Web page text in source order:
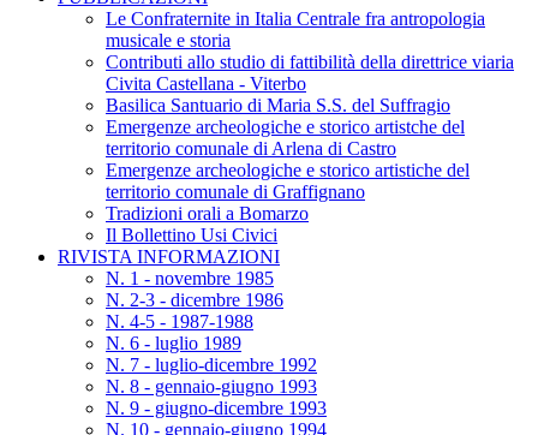
Le Confraternite in Italia Centrale fra antropologia
musicale e storia
Contributi allo studio di fattibilità della direttrice viaria
Civita Castellana - Viterbo
Basilica Santuario di Maria S.S. del Suffragio
Emergenze archeologiche e storico artistche del
territorio comunale di Arlena di Castro
Emergenze archeologiche e storico artistiche del
territorio comunale di Graffignano
Tradizioni orali a Bomarzo
Il Bollettino Usi Civici
RIVISTA INFORMAZIONI
N. 1 - novembre 1985
N. 2-3 - dicembre 1986
N. 4-5 - 1987-1988
N. 6 - luglio 1989
N. 7 - luglio-dicembre 1992
N. 8 - gennaio-giugno 1993
N. 9 - giugno-dicembre 1993
N. 10 - gennaio-giugno 1994